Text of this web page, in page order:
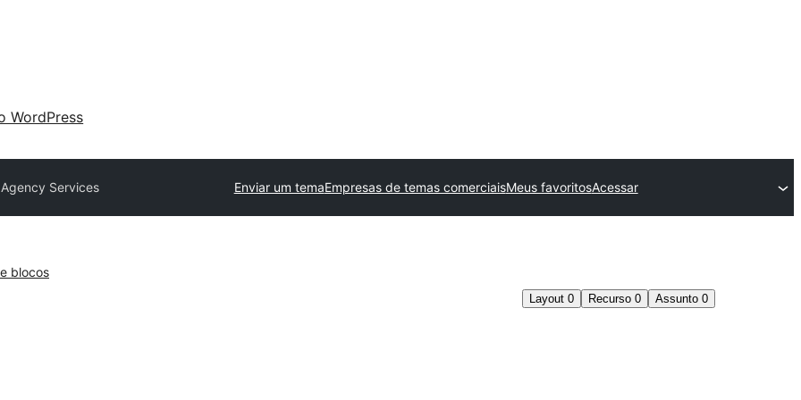
WordPress
Agency Services Enviar um temaEmpresas de temas comerciaisMeus favoritosAcessar
blocos
Layout 0 Recurso 0 Assunto 0